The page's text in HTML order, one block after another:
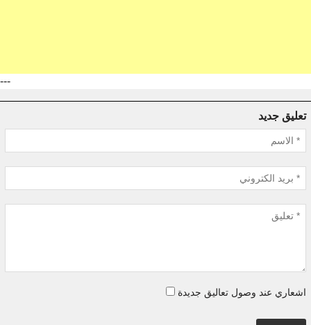
---
تعليق جديد
اشعاري عند وصول تعاليق جديدة